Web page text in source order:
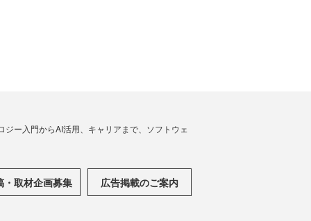
ー入門からAI活用、キャリアまで、ソフトウェ
・取材企画募集 広告掲載のご案内